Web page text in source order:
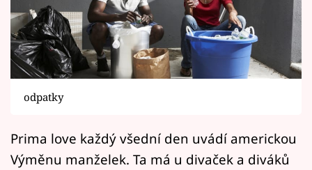
Horoskopy
Sledujte prima+
Filmový festival Karlovy Vary
Mámy sobě
odpatky
Prima love každý všední den uvádí americkou
Výměnu manželek. Ta má u divaček a diváků